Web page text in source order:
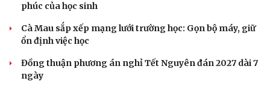
phúc của học sinh
Cà Mau sắp xếp mạng lưới trường học: Gọn bộ máy, giữ
ổn định việc học
Đồng thuận phương án nghỉ Tết Nguyên đán 2027 dài 7
ngày